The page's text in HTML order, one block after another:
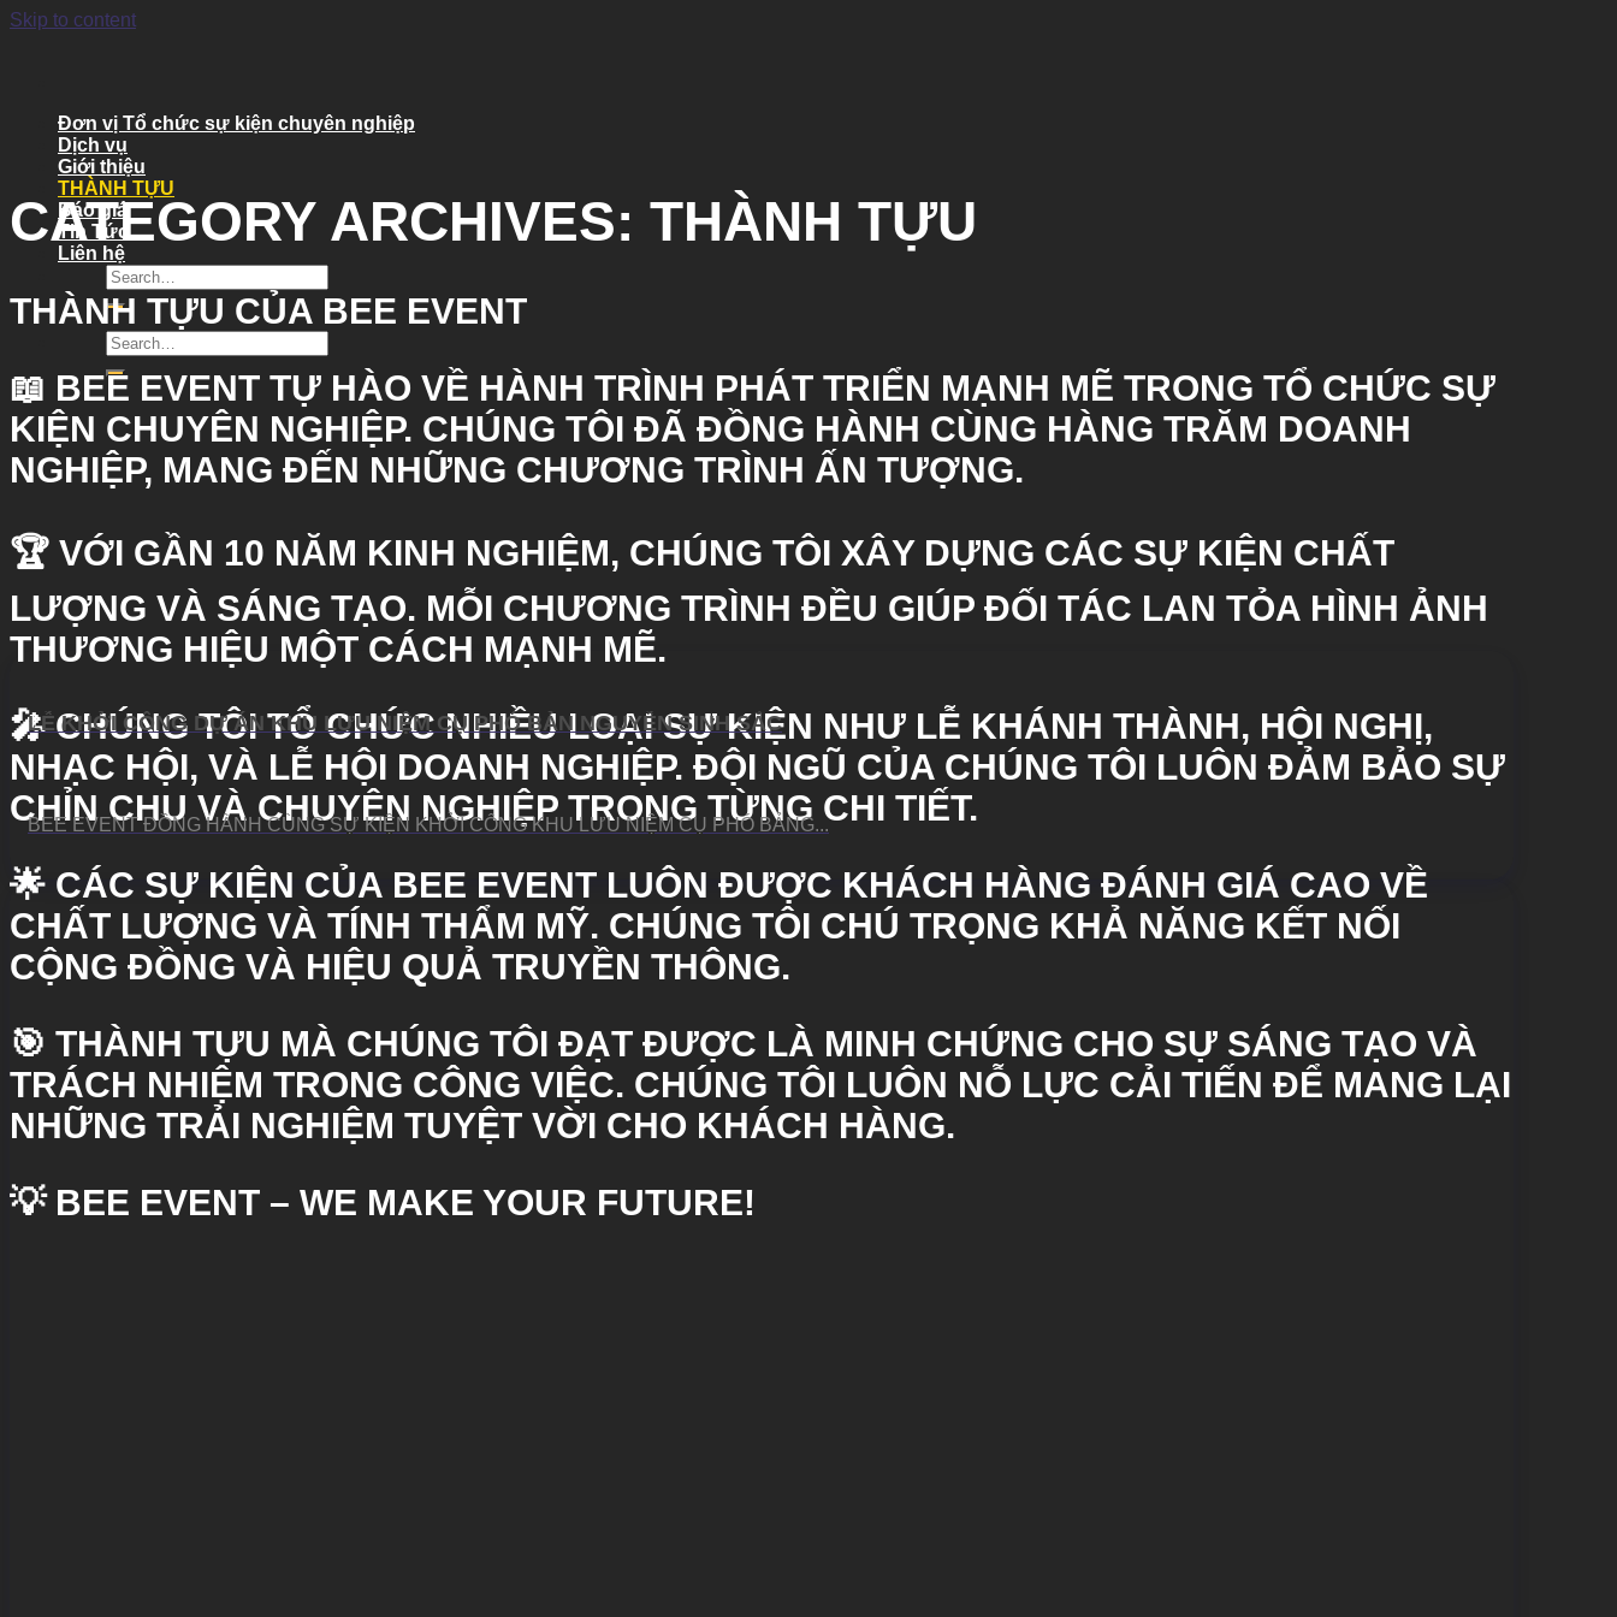
Skip to content
Đơn vị Tổ chức sự kiện chuyên nghiệp
Dịch vụ
Giới thiệu
THÀNH TỰU
Báo giá
Tin Tức
Liên hệ
CATEGORY ARCHIVES: THÀNH TỰU
THÀNH TỰU CỦA BEE EVENT
📖 BEE EVENT TỰ HÀO VỀ HÀNH TRÌNH PHÁT TRIỂN MẠNH MẼ TRONG TỔ CHỨC SỰ
KIỆN CHUYÊN NGHIỆP. CHÚNG TÔI ĐÃ ĐỒNG HÀNH CÙNG HÀNG TRĂM DOANH
NGHIỆP, MANG ĐẾN NHỮNG CHƯƠNG TRÌNH ẤN TƯỢNG.
🏆 VỚI GẦN 10 NĂM KINH NGHIỆM, CHÚNG TÔI XÂY DỰNG CÁC SỰ KIỆN CHẤT
LƯỢNG VÀ SÁNG TẠO. MỖI CHƯƠNG TRÌNH ĐỀU GIÚP ĐỐI TÁC LAN TỎA HÌNH ẢNH
THƯƠNG HIỆU MỘT CÁCH MẠNH MẼ.
🎤 CHÚNG TÔI TỔ CHỨC NHIỀU LOẠI SỰ KIỆN NHƯ LỄ KHÁNH THÀNH, HỘI NGHỊ,
NHẠC HỘI, VÀ LỄ HỘI DOANH NGHIỆP. ĐỘI NGŨ CỦA CHÚNG TÔI LUÔN ĐẢM BẢO SỰ
CHỈN CHU VÀ CHUYÊN NGHIỆP TRONG TỪNG CHI TIẾT.
🌟 CÁC SỰ KIỆN CỦA BEE EVENT LUÔN ĐƯỢC KHÁCH HÀNG ĐÁNH GIÁ CAO VỀ
CHẤT LƯỢNG VÀ TÍNH THẨM MỸ. CHÚNG TÔI CHÚ TRỌNG KHẢ NĂNG KẾT NỐI
CỘNG ĐỒNG VÀ HIỆU QUẢ TRUYỀN THÔNG.
🎯 THÀNH TỰU MÀ CHÚNG TÔI ĐẠT ĐƯỢC LÀ MINH CHỨNG CHO SỰ SÁNG TẠO VÀ
TRÁCH NHIỆM TRONG CÔNG VIỆC. CHÚNG TÔI LUÔN NỖ LỰC CẢI TIẾN ĐỂ MANG LẠI
NHỮNG TRẢI NGHIỆM TUYỆT VỜI CHO KHÁCH HÀNG.
💡 BEE EVENT – WE MAKE YOUR FUTURE!
LỄ KHỞI CÔNG DỰ ÁN KHU LƯU NIỆM CỤ PHÓ BẢN NGUYỄN SINH SẮC
BEE EVENT ĐỒNG HÀNH CÙNG SỰ KIỆN KHỞI CÔNG KHU LƯU NIỆM CỤ PHÓ BẢNG...